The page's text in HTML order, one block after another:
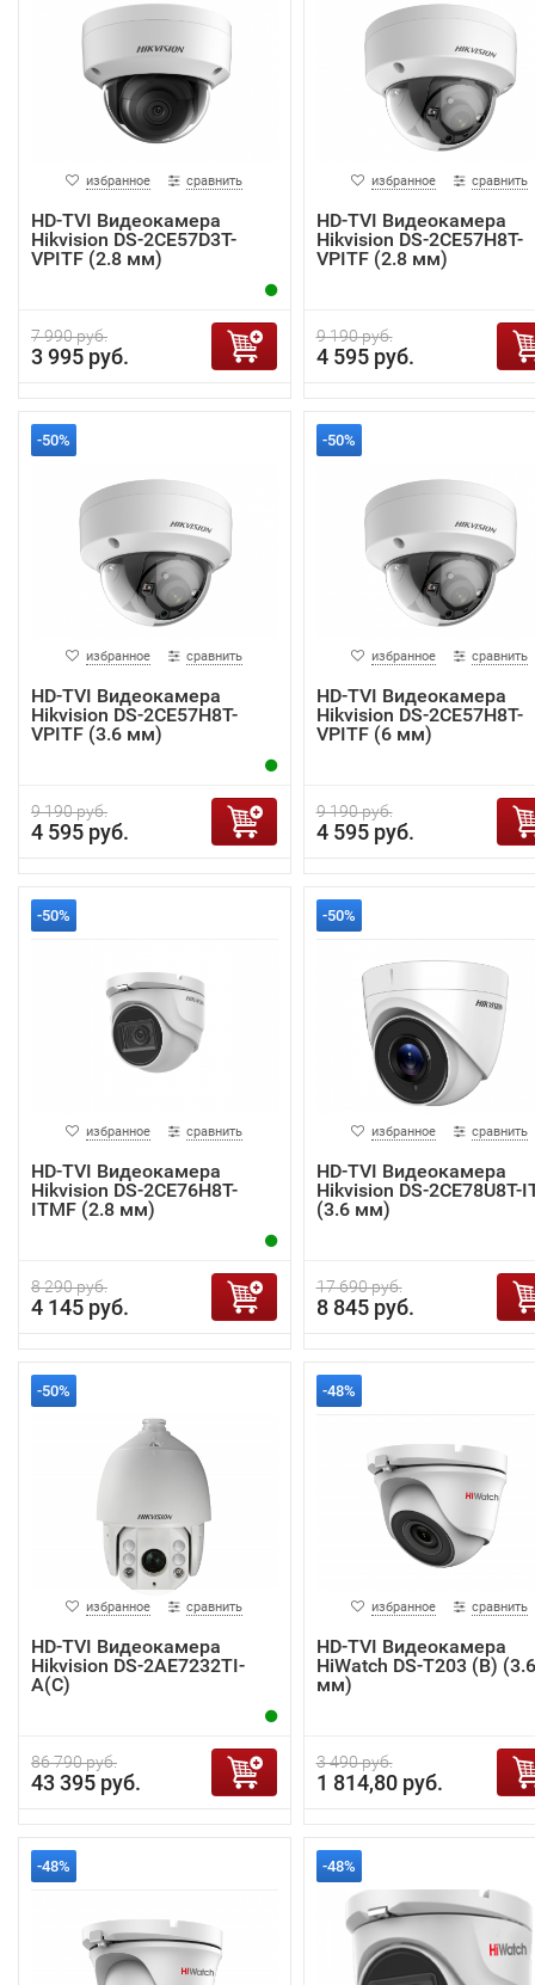
избранное сравнить
HD-TVI Видеокамера
Hikvision DS-2CE57D3T-
VPITF (2.8 мм)
7 990 руб.
3 995 руб.
избранное сравнить
HD-TVI Видеокамера
Hikvision DS-2CE57H8T-
VPITF (2.8 мм)
9 190 руб.
4 595 руб.
-50%
избранное сравнить
HD-TVI Видеокамера
Hikvision DS-2CE57H8T-
VPITF (3.6 мм)
9 190 руб.
4 595 руб.
-50%
избранное сравнить
HD-TVI Видеокамера
Hikvision DS-2CE57H8T-
VPITF (6 мм)
9 190 руб.
4 595 руб.
-50%
избранное сравнить
HD-TVI Видеокамера
Hikvision DS-2CE76H8T-
ITMF (2.8 мм)
8 290 руб.
4 145 руб.
-50%
избранное сравнить
HD-TVI Видеокамера
Hikvision DS-2CE78U8T-
(3.6 мм)
17 690 руб.
8 845 руб.
-50%
избранное сравнить
HD-TVI Видеокамера
Hikvision DS-2AE7232TI-
A(C)
86 790 руб.
43 395 руб.
-48%
избранное сравнить
HD-TVI Видеокамера
HiWatch DS-T203 (B) (3.6
мм)
3 490 руб.
1 814,80 руб.
-48% -48%